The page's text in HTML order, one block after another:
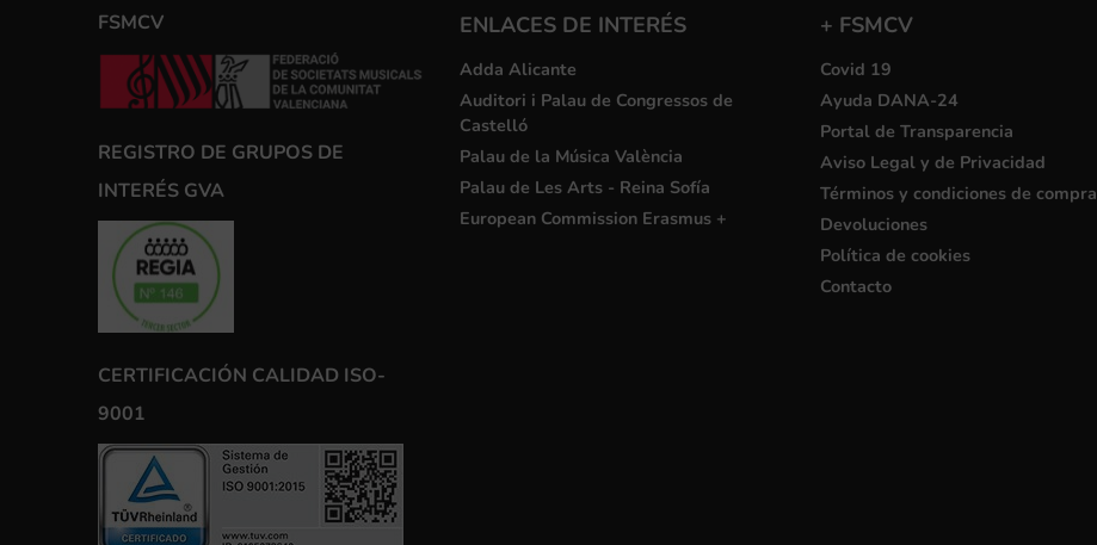
FSMCV
REGISTRO DE GRUPOS DE
INTERÉS GVA
CERTIFICACIÓN CALIDAD ISO-
9001
ENLACES DE INTERÉS
Adda Alicante
Auditori i Palau de Congressos de
Castelló
Palau de la Música València
Palau de Les Arts - Reina Sofía
European Commission Erasmus +
+ FSMCV
Covid 19
Ayuda DANA-24
Portal de Transparencia
Aviso Legal y de Privacidad
Términos y condiciones de compra
Devoluciones
Política de cookies
Contacto